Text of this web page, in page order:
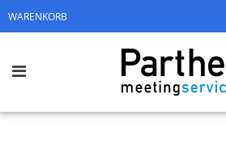
WARENKORB